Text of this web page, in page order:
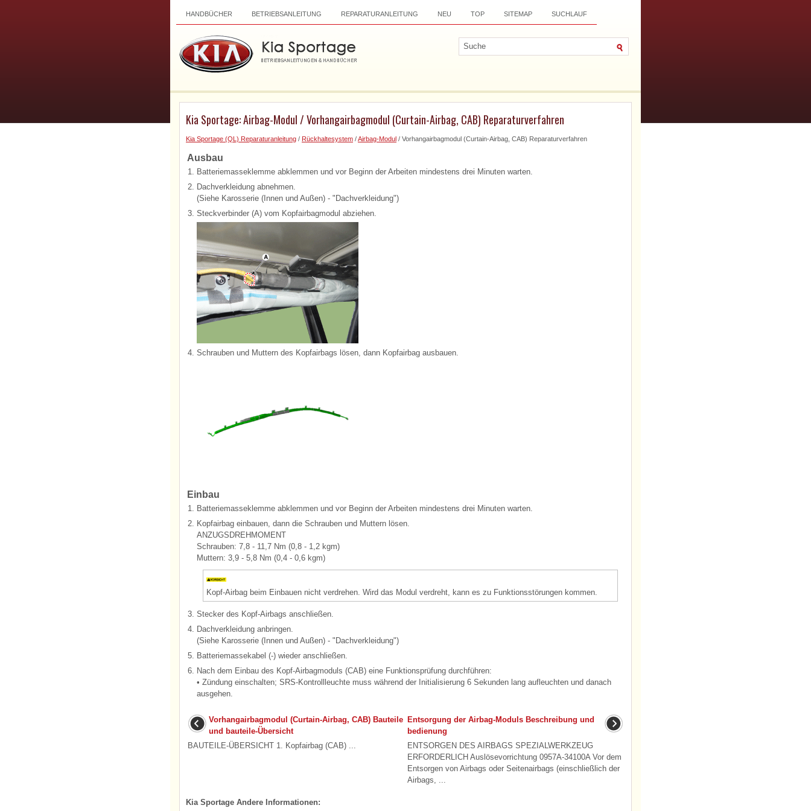
HANDBÜCHER BETRIEBSANLEITUNG REPARATURANLEITUNG NEU TOP SITEMAP SUCHLAUF
Kia Sportage: Airbag-Modul / Vorhangairbagmodul (Curtain-Airbag, CAB) Reparaturverfahren
Kia Sportage (QL) Reparaturanleitung / Rückhaltesystem /Airbag-Modul / Vorhangairbagmodul (Curtain-Airbag, CAB) Reparaturverfahren
Ausbau
1. Batteriemasseklemme abklemmen und vor Beginn der Arbeiten mindestens drei Minuten warten.
2. Dachverkleidung abnehmen.
(Siehe Karosserie (Innen und Außen) - "Dachverkleidung")
3. Steckverbinder (A) vom Kopfairbagmodul abziehen.
4. Schrauben und Muttern des Kopfairbags lösen, dann Kopfairbag ausbauen.
Einbau
1. Batteriemasseklemme abklemmen und vor Beginn der Arbeiten mindestens drei Minuten warten.
2. Kopfairbag einbauen, dann die Schrauben und Muttern lösen.
ANZUGSDREHMOMENT
Schrauben: 7,8 - 11,7 Nm (0,8 - 1,2 kgm)
Muttern: 3,9 - 5,8 Nm (0,4 - 0,6 kgm)
Kopf-Airbag beim Einbauen nicht verdrehen. Wird das Modul verdreht, kann es zu Funktionsstörungen kommen.
3. Stecker des Kopf-Airbags anschließen.
4. Dachverkleidung anbringen.
(Siehe Karosserie (Innen und Außen) - "Dachverkleidung")
5. Batteriemassekabel (-) wieder anschließen.
6. Nach dem Einbau des Kopf-Airbagmoduls (CAB) eine Funktionsprüfung durchführen:
• Zündung einschalten; SRS-Kontrollleuchte muss während der Initialisierung 6 Sekunden lang aufleuchten und danach
ausgehen.
Vorhangairbagmodul (Curtain-Airbag, CAB) Bauteile
und bauteile-Übersicht
BAUTEILE-ÜBERSICHT 1. Kopfairbag (CAB) ...
Entsorgung der Airbag-Moduls Beschreibung und
bedienung
ENTSORGEN DES AIRBAGS SPEZIALWERKZEUG
ERFORDERLICH Auslösevorrichtung 0957A-34100A Vor dem
Entsorgen von Airbags oder Seitenairbags (einschließlich der
Airbags, ...
Kia Sportage Andere Informationen: